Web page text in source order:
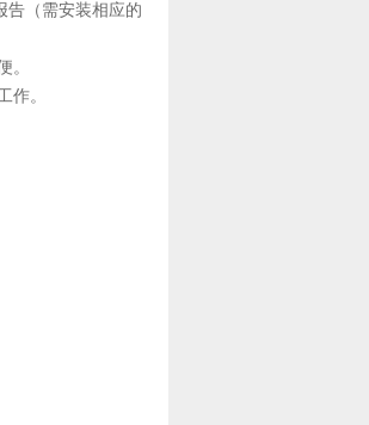
告（需安装相应的
。
作。